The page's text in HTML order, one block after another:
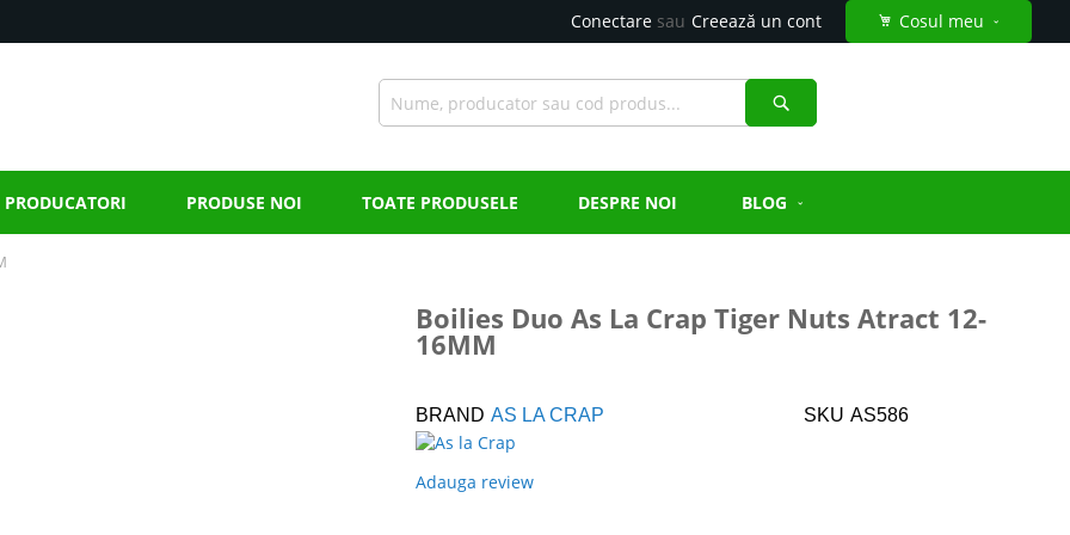
Cosul meu
Conectare Creează un cont
PRODUCATORI PRODUSE NOI TOATE PRODUSELE DESPRE NOI BLOG
Boilies Duo As La Crap Tiger Nuts Atract 12-
16MM
BRAND AS LA CRAP SKU AS586
Adauga review